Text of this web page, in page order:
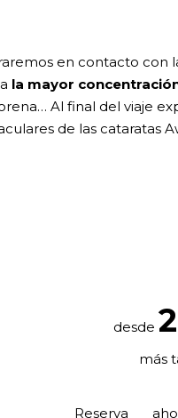
en contacto con
la mayor
Al final del viaje
de las cataratas
desde
más
Reserva